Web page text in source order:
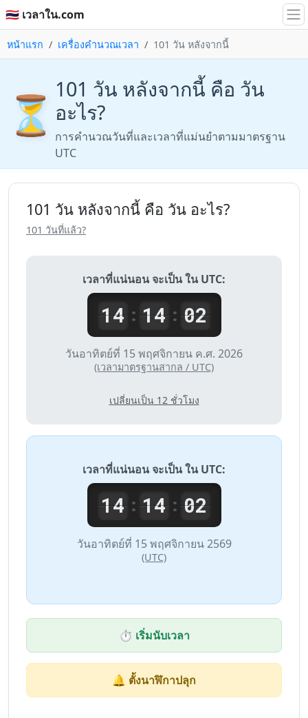
🇹🇭 เวลาใน.com
หน้าแรก เครื่องคำนวณเวลา 101 วัน หลังจากนี้
⏳ 101 วัน หลังจากนี้ คือ วัน
อะไร?
การคำนวณวันที่และเวลาที่แม่นยำตามมาตรฐาน
UTC
101 วัน หลังจากนี้ คือ วัน อะไร?
101 วันที่แล้ว?
เวลาที่แน่นอน จะเป็น ใน UTC:
14: 14: 02
วันอาทิตย์ที่ 15 พฤศจิกายน ค.ศ. 2026
(เวลามาตรฐานสากล / UTC)
เปลี่ยนเป็น 12 ชั่วโมง
เวลาที่แน่นอน จะเป็น ในUTC:
14: 14: 02
วันอาทิตย์ที่ 15 พฤศจิกายน 2569
(UTC)
⏱️ เริ่มนับเวลา
🔔 ตั้งนาฬิกาปลุก